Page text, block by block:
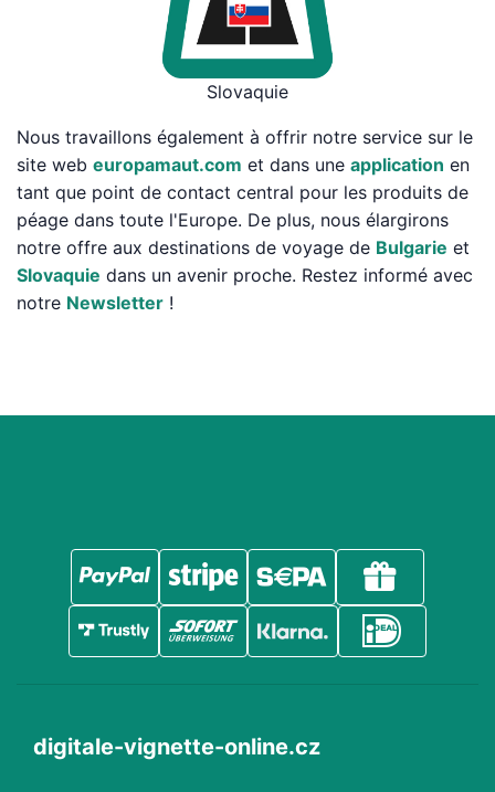
Slovaquie
Nous travaillons également à offrir notre service sur le
site web europamaut.com et dans une application en
tant que point de contact central pour les produits de
péage dans toute l'Europe. De plus, nous élargirons
notre offre aux destinations de voyage de Bulgarie et
Slovaquie dans un avenir proche. Restez informé avec
notre Newsletter !
digitale-vignette-online.cz